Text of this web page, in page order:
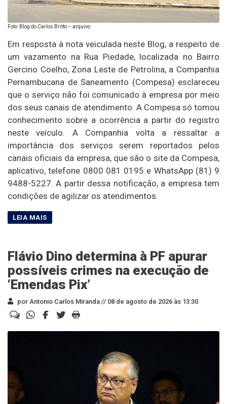
Foto: Blog do Carlos Britto – arquivo
Em resposta à nota veiculada neste Blog, a respeito de
um vazamento na Rua Piedade, localizada no Bairro
Gercino Coelho, Zona Leste de Petrolina, a Companhia
Pernambucana de Saneamento (Compesa) esclareceu
que o serviço não foi comunicado à empresa por meio
dos seus canais de atendimento. A Compesa só tomou
conhecimento sobre a ocorrência a partir do registro
neste veículo. A Companhia volta a ressaltar a
importância dos serviços serem reportados pelos
canais oficiais da empresa, que são o site da Compesa,
aplicativo, telefone 0800 081 0195 e WhatsApp (81) 9
9488-5227. A partir dessa notificação, a empresa tem
condições de agilizar os atendimentos.
Flávio Dino determina à PF apurar
possíveis crimes na execução de
‘Emendas Pix’
por Antonio Carlos Miranda // 08 de agosto de 2026 às 13:30